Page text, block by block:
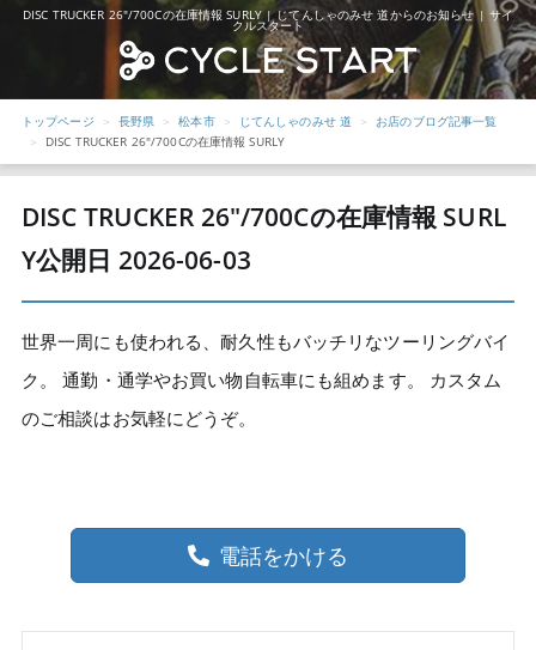
DISC TRUCKER 26″/700Cの在庫情報 SURLY | じてんしゃのみせ 道からのお知らせ | サイ
クルスタート
トップページ 長野県 松本市 じてんしゃのみせ 道
お店のブログ記事一覧
DISC TRUCKER 26″/700Cの在庫情報 SURLY
DISC TRUCKER 26″/700Cの在庫情報 SURL
Y公開日 2026-06-03
世界一周にも使われる、耐久性もバッチリなツーリングバイ
ク。 通勤・通学やお買い物自転車にも組めます。 カスタム
のご相談はお気軽にどうぞ。
電話をかける